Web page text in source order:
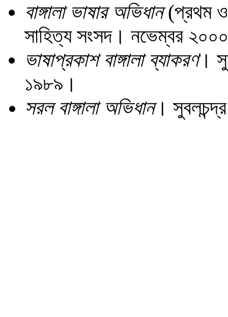
বাঙ্গালা ভাষার অভিধান(প্রথম ও
সাহিত্য সংসদ। নভেম্বর
ভাষাপ্রকাশ বাঙ্গালা ব্যাকরণ।
১৯৮৯।
সরল বাঙ্গালা অভিধান।